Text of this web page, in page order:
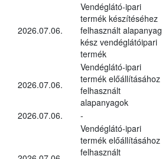
2026.07.06.
Vendéglátó-ipari
termék készítéséhez
felhasznált
kész vendéglátóipari
termék
2026.07.06.
Vendéglátó-ipari
termék előállításához
felhasznált
alapanyagok
2026.07.06.
-
Vendéglátó-ipari
termék előállításához
felhasznált